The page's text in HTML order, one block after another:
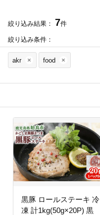
絞り込み結果： 7件
絞り込み条件：
akr food
黒豚 ロールステーキ 冷
凍 計1kg(50g×20P) 黒